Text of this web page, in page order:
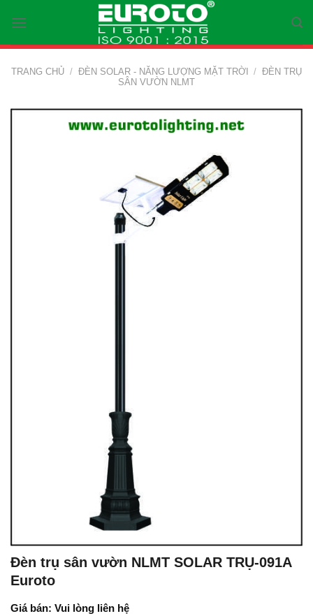
content
TRANG CHỦ / ĐÈN SOLAR - NĂNG LƯỢNG MẶT TRỜI / ĐÈN TRỤ
SÂN VƯỜN NLMT
Đèn trụ sân vườn NLMT SOLAR TRỤ-091A
Euroto
Giá bán: Vui lòng liên hệ